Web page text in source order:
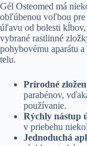
Gél Osteomed má
obľúbenou voľbou
úľavu od bolesti kĺbov,
vybrané rastlinné
pohybovému aparátu
telu.
Prírodné
parabénov,
používanie.
Rýchly nástup
v priebehu
Jednoduchá